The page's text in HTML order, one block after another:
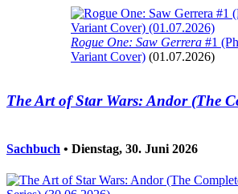
Rogue One: Saw Gerrera #1
Variant Cover) (01.07.2026)
The Art of Star Wars: Andor (The
Sachbuch • Dienstag, 30. Juni 2026